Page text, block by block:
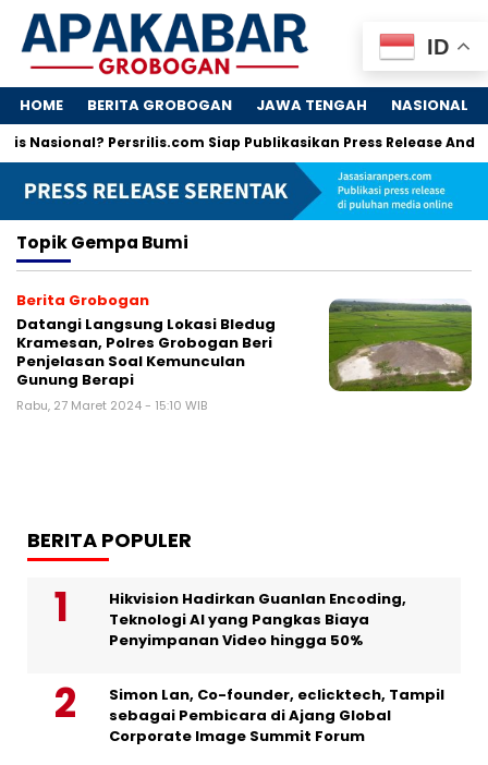
HOME BERITA GROBOGAN JAWA TENGAH NASIONAL
Nasional? Persrilis.com Siap Publikasikan Press Release Anda!
TopikGempa Bumi
Berita Grobogan
Datangi Langsung Lokasi Bledug
Kramesan, Polres Grobogan Beri
Penjelasan Soal Kemunculan
Gunung Berapi
Rabu, 27 Maret 2024 - 15:10 WIB
BERITA POPULER
Hikvision Hadirkan Guanlan Encoding,
Teknologi AI yang Pangkas Biaya
Penyimpanan Video hingga 50%
Simon Lan, Co-founder, eclicktech, Tampil
sebagai Pembicara di Ajang Global
Corporate Image Summit Forum
ID